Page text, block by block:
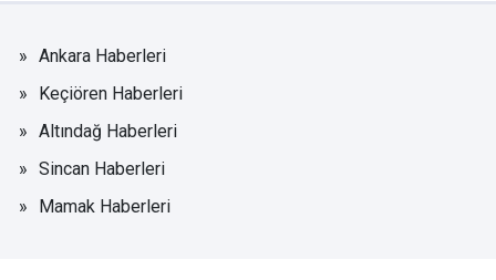
Ankara Haberleri
Keçiören Haberleri
Altındağ Haberleri
Sincan Haberleri
Mamak Haberleri